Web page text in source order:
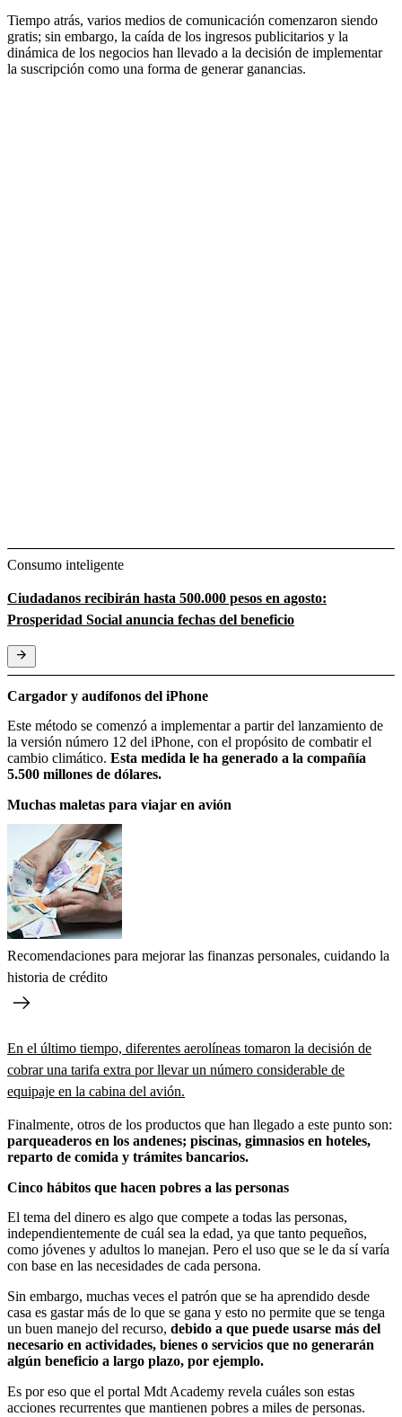
Tiempo atrás, varios medios de comunicación comenzaron siendo
gratis; sin embargo, la caída de los ingresos publicitarios y la
dinámica de los negocios han llevado a la decisión de implementar
la suscripción como una forma de generar ganancias.
Consumo inteligente
Ciudadanos recibirán hasta 500.000 pesos en agosto:
Prosperidad Social anuncia fechas del beneficio
Cargador y audífonos del iPhone
Este método se comenzó a implementar a partir del lanzamiento de
la versión número 12 del iPhone, con el propósito de combatir el
cambio climático. Esta medida le ha generado a la compañía
5.500 millones de dólares.
Muchas maletas para viajar en avión
Recomendaciones para mejorar las finanzas personales, cuidando la
historia de crédito
En el último tiempo, diferentes aerolíneas tomaron la decisión de
cobrar una tarifa extra por llevar un número considerable de
equipaje en la cabina del avión.
Finalmente, otros de los productos que han llegado a este punto son:
parqueaderos en los andenes; piscinas, gimnasios en hoteles,
reparto de comida y trámites bancarios.
Cinco hábitos que hacen pobres a las personas
El tema del dinero es algo que compete a todas las personas,
independientemente de cuál sea la edad, ya que tanto pequeños,
como jóvenes y adultos lo manejan. Pero el uso que se le da sí varía
con base en las necesidades de cada persona.
Sin embargo, muchas veces el patrón que se ha aprendido desde
casa es gastar más de lo que se gana y esto no permite que se tenga
un buen manejo del recurso, debido a que puede usarse más del
necesario en actividades, bienes o servicios que no generarán
algún beneficio a largo plazo, por ejemplo.
Es por eso que el portal Mdt Academy revela cuáles son estas
acciones recurrentes que mantienen pobres a miles de personas.